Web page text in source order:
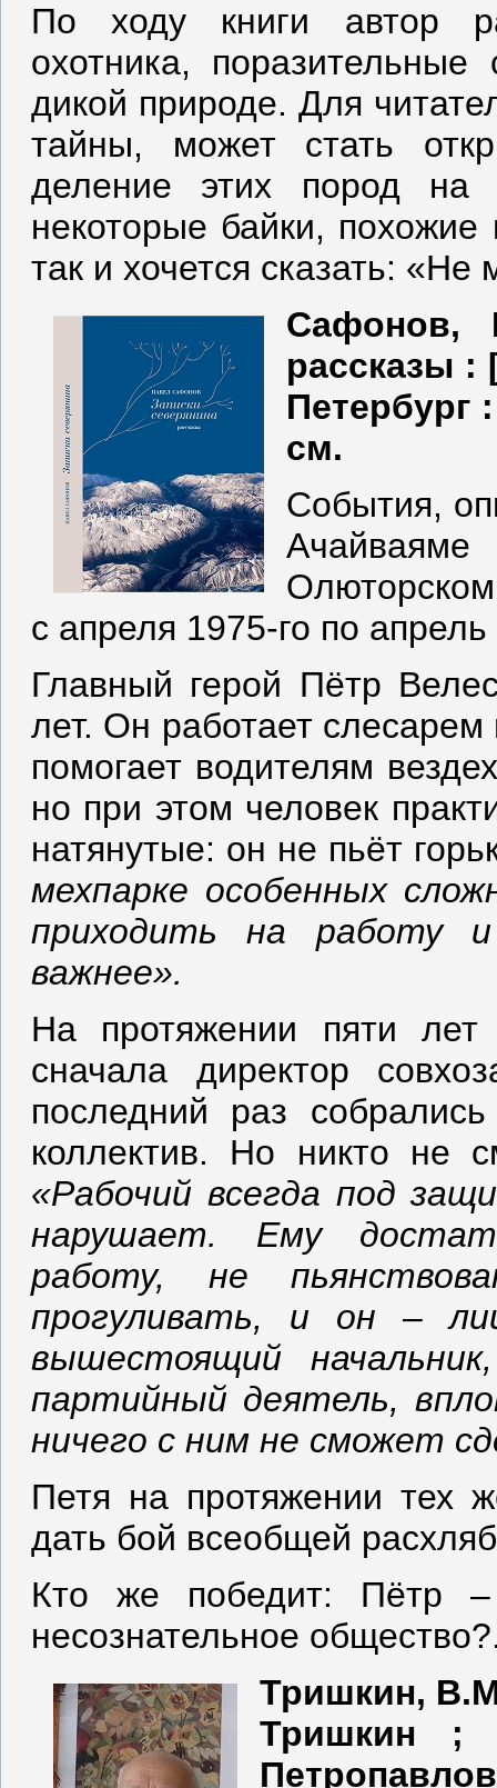
По ходу книги автор
охотника,
дикой природе. Для
тайны, может стать
деление этих пород
некоторые байки,
так и хочется сказать: «Не
Сафонов,
рассказы :
Петербург
см.
События,
с апреля 1975-го по
Главный герой Пётр
лет. Он работает слесарем
помогает водителям
но при этом человек
натянутые: он не пьёт
мехпарке особенных
приходить на работу
важнее».
На протяжении пяти
сначала директор
последний раз
коллектив. Но никто не
«Рабочий всегда под
нарушает. Ему
работу, не
прогуливать, и он –
вышестоящий
партийный деятель,
ничего с ним не сможет
Петя на протяжении тех
дать бой всеобщей
Кто же победит: Пётр –
несознательное
Тришкин,
Тришкин ;